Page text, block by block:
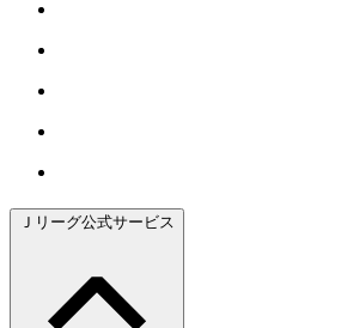
Ｊリーグ公式サービス